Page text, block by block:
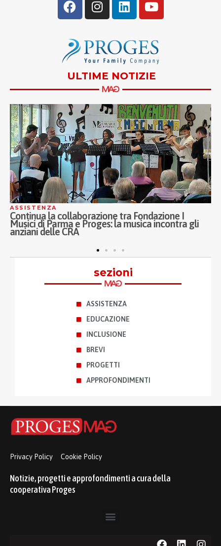
ULTIME NOTIZIE
ASSISTENZA
Continua la collaborazione tra Fondazione I
Musici di Parma e Proges: la musica incontra gli
anziani delle CRA
sezioni
ASSISTENZA
EDUCAZIONE
INCLUSIONE
BREVI
PROGETTI
APPROFONDIMENTI
Privacy Policy Cookie Policy
Notizie, progetti e approfondimenti a cura della
cooperativa Proges